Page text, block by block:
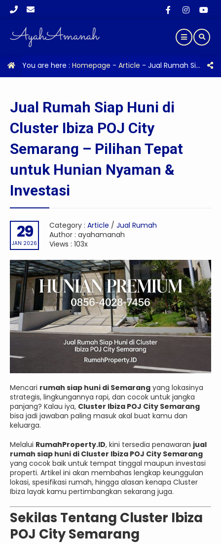
You are here : Homepage - Article - Jual Rumah Siap Huni di Cluster Ibiza POJ City Semarang – Pilihan Tepat untuk Hunian Nyaman & Investasi
Jual Rumah Siap Huni di
Cluster Ibiza POJ City
Semarang – Pilihan Tepat
untuk Hunian Nyaman &
Investasi
29
JAN 2026
Category : Article / Jual Rumah
Author : ayahamanah
Views : 103x
Mencari rumah siap huni di Semarang yang lokasinya
strategis, lingkungannya rapi, dan cocok untuk jangka
panjang? Kalau iya, Cluster Ibiza POJ City Semarang
bisa jadi jawaban paling masuk akal buat kamu dan
keluarga.
Melalui RumahProperty.ID, kini tersedia penawaran jual
rumah siap huni di Cluster Ibiza POJ City Semarang
yang cocok baik untuk tempat tinggal maupun investasi
properti. Artikel ini akan membahas lengkap keunggulan
lokasi, spesifikasi rumah, hingga alasan kenapa Cluster
Ibiza layak kamu pertimbangkan sekarang juga.
Sekilas Tentang Cluster Ibiza
POJ City Semarang